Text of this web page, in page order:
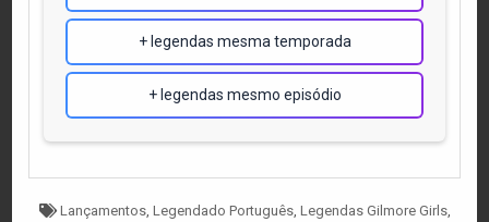
+ legendas mesma temporada
+ legendas mesmo episódio
Tagged
Lançamentos, Legendado Português, Legendas Gilmore Girls,